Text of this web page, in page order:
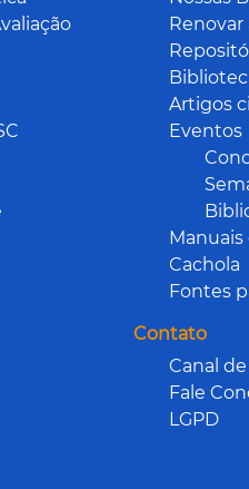
Renovar
Artigos
Eventos
Manuais
Cachola
Fontes
Contato
Canal
Fale
LGPD